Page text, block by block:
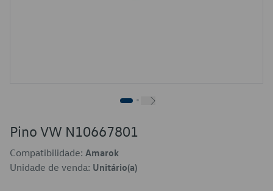
Pino VW N10667801
Compatibilidade: Amarok
Unidade de venda: Unitário(a)